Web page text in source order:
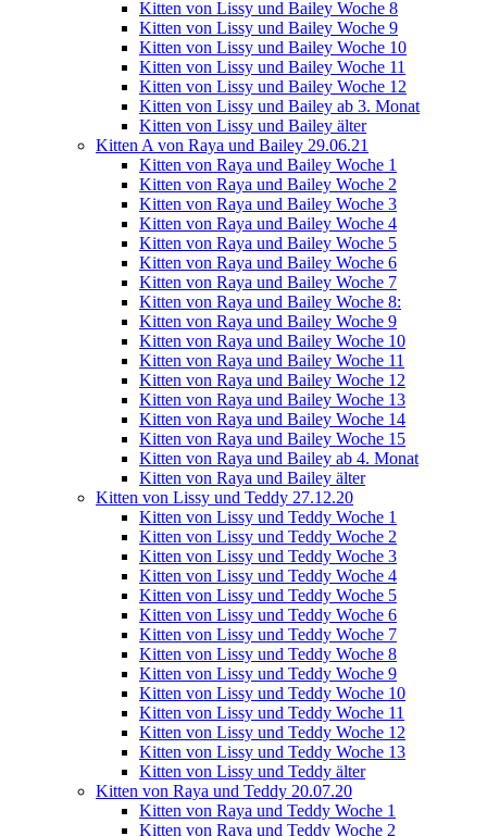
Kitten von Lissy und Bailey Woche 8
Kitten von Lissy und Bailey Woche 9
Kitten von Lissy und Bailey Woche 10
Kitten von Lissy und Bailey Woche 11
Kitten von Lissy und Bailey Woche 12
Kitten von Lissy und Bailey ab 3. Monat
Kitten von Lissy und Bailey älter
Kitten A von Raya und Bailey 29.06.21
Kitten von Raya und Bailey Woche 1
Kitten von Raya und Bailey Woche 2
Kitten von Raya und Bailey Woche 3
Kitten von Raya und Bailey Woche 4
Kitten von Raya und Bailey Woche 5
Kitten von Raya und Bailey Woche 6
Kitten von Raya und Bailey Woche 7
Kitten von Raya und Bailey Woche 8:
Kitten von Raya und Bailey Woche 9
Kitten von Raya und Bailey Woche 10
Kitten von Raya und Bailey Woche 11
Kitten von Raya und Bailey Woche 12
Kitten von Raya und Bailey Woche 13
Kitten von Raya und Bailey Woche 14
Kitten von Raya und Bailey Woche 15
Kitten von Raya und Bailey ab 4. Monat
Kitten von Raya und Bailey älter
Kitten von Lissy und Teddy 27.12.20
Kitten von Lissy und Teddy Woche 1
Kitten von Lissy und Teddy Woche 2
Kitten von Lissy und Teddy Woche 3
Kitten von Lissy und Teddy Woche 4
Kitten von Lissy und Teddy Woche 5
Kitten von Lissy und Teddy Woche 6
Kitten von Lissy und Teddy Woche 7
Kitten von Lissy und Teddy Woche 8
Kitten von Lissy und Teddy Woche 9
Kitten von Lissy und Teddy Woche 10
Kitten von Lissy und Teddy Woche 11
Kitten von Lissy und Teddy Woche 12
Kitten von Lissy und Teddy Woche 13
Kitten von Lissy und Teddy älter
Kitten von Raya und Teddy 20.07.20
Kitten von Raya und Teddy Woche 1
Kitten von Raya und Teddy Woche 2